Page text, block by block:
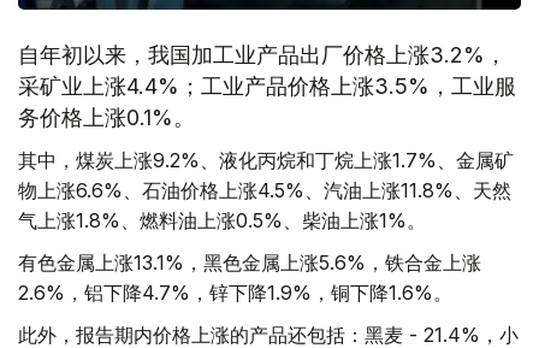
自年初以来，我国加工业产品出厂价格上涨3.2%，
采矿业上涨4.4%；工业产品价格上涨3.5%，工业服
务价格上涨0.1%。
其中，煤炭上涨9.2%、液化丙烷和丁烷上涨1.7%、金属矿
物上涨6.6%、石油价格上涨4.5%、汽油上涨11.8%、天然
气上涨1.8%、燃料油上涨0.5%、柴油上涨1%。
有色金属上涨13.1%，黑色金属上涨5.6%，铁合金上涨
2.6%，铝下降4.7%，锌下降1.9%，铜下降1.6%。
此外，报告期内价格上涨的产品还包括：黑麦 - 21.4%，小